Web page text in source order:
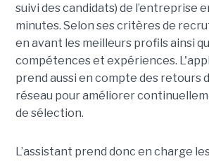
suivi des candidats) de l’entreprise
minutes. Selon ses critères de
en avant les meilleurs profils ainsi
compétences et expériences.
prend aussi en compte des retours
réseau pour améliorer
de sélection.
L’assistant prend donc en charge